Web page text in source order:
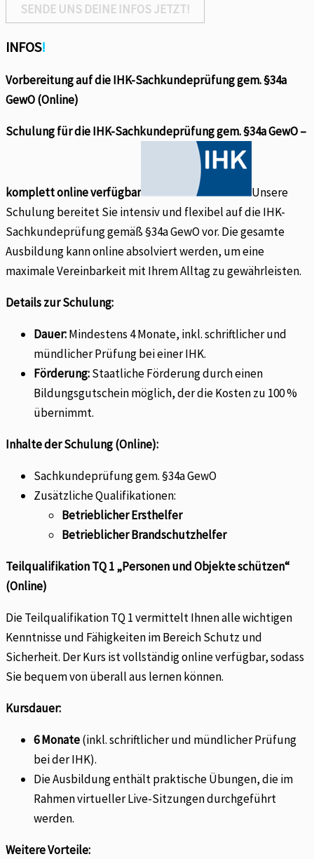
SENDE UNS DEINE INFOS JETZT!
INFOS!
Vorbereitung auf die IHK-Sachkundeprüfung gem. §34a
GewO (Online)
Schulung für die IHK-Sachkundeprüfung gem. §34a GewO –
komplett online verfügbar
Unsere
Schulung bereitet Sie intensiv und flexibel auf die IHK-
Sachkundeprüfung gemäß §34a GewO vor. Die gesamte
Ausbildung kann online absolviert werden, um eine
maximale Vereinbarkeit mit Ihrem Alltag zu gewährleisten.
Details zur Schulung:
Dauer:Mindestens 4 Monate, inkl. schriftlicher und
mündlicher Prüfung bei einer IHK.
Förderung:Staatliche Förderung durch einen
Bildungsgutschein möglich, der die Kosten zu 100 %
übernimmt.
Inhalte der Schulung (Online):
Sachkundeprüfung gem. §34a GewO
Zusätzliche Qualifikationen:
Betrieblicher Ersthelfer
Betrieblicher Brandschutzhelfer
Teilqualifikation TQ 1 „Personen und Objekte schützen“
(Online)
Die Teilqualifikation TQ 1 vermittelt Ihnen alle wichtigen
Kenntnisse und Fähigkeiten im Bereich Schutz und
Sicherheit. Der Kurs ist vollständig online verfügbar, sodass
Sie bequem von überall aus lernen können.
Kursdauer:
6 Monate(inkl. schriftlicher und mündlicher Prüfung
bei der IHK).
Die Ausbildung enthält praktische Übungen, die im
Rahmen virtueller Live-Sitzungen durchgeführt
werden.
Weitere Vorteile: